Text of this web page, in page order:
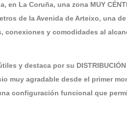
en La Coruña, una zona MUY
de la Avenida de Arteixo, una de
conexiones y comodidades al
y destaca por su DISTRIBUCIÓN
muy agradable desde el primer
configuración funcional que